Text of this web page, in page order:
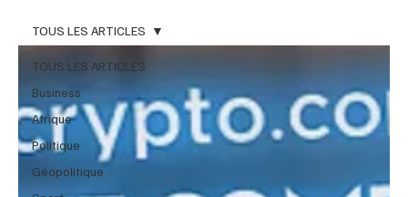
TOUS LES ARTICLES
Business
Afrique
Politique
Géopolitique
TOUS LES ARTICLES